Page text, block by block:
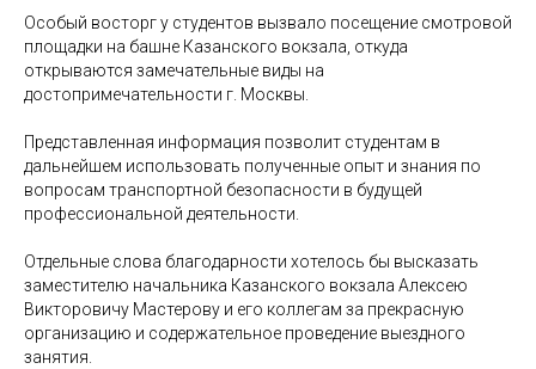
Особый восторг у студентов вызвало посещение смотровой
площадки на башне Казанского вокзала, откуда
открываются замечательные виды на
достопримечательности г. Москвы.
Представленная информация позволит студентам в
дальнейшем использовать полученные опыт и знания по
вопросам транспортной безопасности в будущей
профессиональной деятельности.
Отдельные слова благодарности хотелось бы высказать
заместителю начальника Казанского вокзала Алексею
Викторовичу Мастерову и его коллегам за прекрасную
организацию и содержательное проведение выездного
занятия.